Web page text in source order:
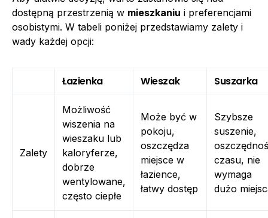
dostępną przestrzenią w mieszkaniu i preferencjami
osobistymi. W tabeli poniżej przedstawiamy zalety i
wady każdej opcji:
Łazienka Wieszak Suszarka
Zalety
Możliwość
wiszenia na
wieszaku lub
kaloryferze,
dobrze
wentylowane,
często ciepłe
Może być w
pokoju,
oszczędza
miejsce w
łazience,
łatwy dostęp
Szybsze
suszenie,
czasu, nie
wymaga
dużo